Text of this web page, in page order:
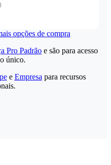
opções de compra
Pro Padrão e são para acesso
único.
e Empresa para recursos